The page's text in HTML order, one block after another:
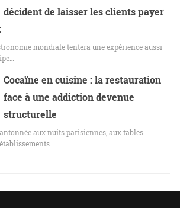
décident de laisser les clients payer
mondiale tentera une expérience aussi
Cocaïne en cuisine : la restauration
face à une addiction devenue
structurelle
aux nuits parisiennes, aux tables